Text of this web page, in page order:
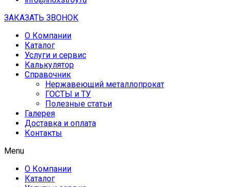
ЗАКАЗАТЬ ЗВОНОК
О Компании
Каталог
Услуги и сервис
Калькулятор
Справочник
Нержавеющий металлопрокат
ГОСТЫ и ТУ
Полезные статьи
Галерея
Доставка и оплата
Контакты
Menu
О Компании
Каталог